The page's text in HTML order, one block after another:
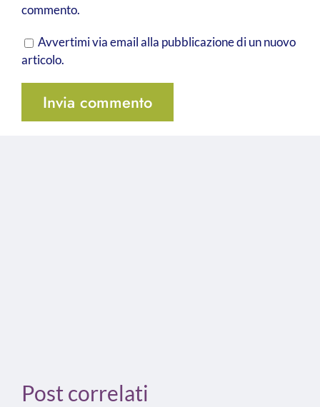
commento.
Avvertimi via email alla pubblicazione di un nuovo
articolo.
Post correlati